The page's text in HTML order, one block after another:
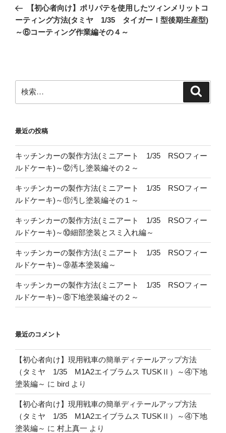
ナ
ビ
ョ
の
【初心者向け】ポリパテを使用したツィンメリットコ
ーティング方法(タミヤ 1/35 タイガーⅠ型後期生産型)
～⑥コーティング作業編その４～
索:
最近の投稿
キッチンカーの製作方法(ミニアート 1/35 RSOフィー
ルドケーキ)～⑫汚し塗装編その２～
キッチンカーの製作方法(ミニアート 1/35 RSOフィー
ルドケーキ)～⑪汚し塗装編その１～
キッチンカーの製作方法(ミニアート 1/35 RSOフィー
ルドケーキ)～⑩細部塗装とスミ入れ編～
キッチンカーの製作方法(ミニアート 1/35 RSOフィー
ルドケーキ)～⑨基本塗装編～
キッチンカーの製作方法(ミニアート 1/35 RSOフィー
ルドケーキ)～⑧下地塗装編その２～
最近のコメント
【初心者向け】現用戦車の簡単ディテールアップ方法
（タミヤ 1/35 M1A2エイブラムス TUSKⅡ）～④下地
塗装編～ に bird より
【初心者向け】現用戦車の簡単ディテールアップ方法
（タミヤ 1/35 M1A2エイブラムス TUSKⅡ）～④下地
塗装編～ に 村上真一 より